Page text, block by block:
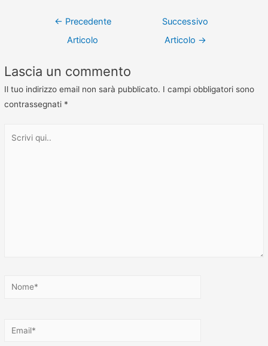
← Precedente
Articolo
Successivo
Articolo →
Lascia un commento
Il tuo indirizzo email non sarà pubblicato. I campi obbligatori sono
contrassegnati *